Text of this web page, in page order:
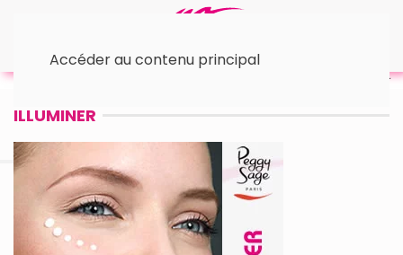
Accéder au contenu principal
ILLUMINER